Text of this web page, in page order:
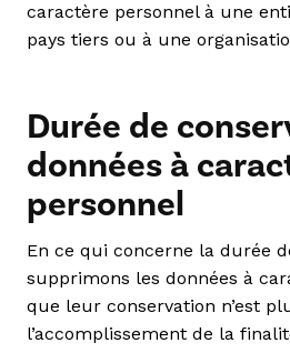
caractère personnel à une
pays tiers ou à une
Durée de
données à
personnel
En ce qui concerne la durée
supprimons les données à
que leur conservation n’est
l’accomplissement de la